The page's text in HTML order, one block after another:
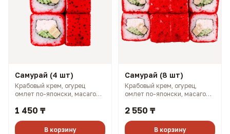
Самурай (4 шт)
Крабовый крем, огурец
омлет по-японски, масаго
1 450 ₸
В корзину
Самурай (8 шт)
Крабовый крем, огурец,
омлет по-японски, масаго
2 550 ₸
В корзину